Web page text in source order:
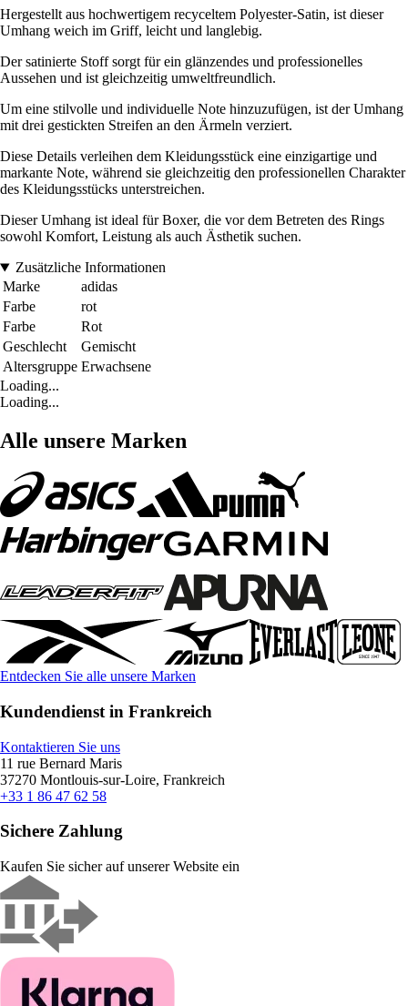
Hergestellt aus hochwertigem recyceltem Polyester-Satin, ist dieser
Umhang weich im Griff, leicht und langlebig.
Der satinierte Stoff sorgt für ein glänzendes und professionelles
Aussehen und ist gleichzeitig umweltfreundlich.
Um eine stilvolle und individuelle Note hinzuzufügen, ist der Umhang
mit drei gestickten Streifen an den Ärmeln verziert.
Diese Details verleihen dem Kleidungsstück eine einzigartige und
markante Note, während sie gleichzeitig den professionellen Charakter
des Kleidungsstücks unterstreichen.
Dieser Umhang ist ideal für Boxer, die vor dem Betreten des Rings
sowohl Komfort, Leistung als auch Ästhetik suchen.
Zusätzliche Informationen
Marke
adidas
Farbe
rot
Farbe
Rot
Geschlecht
Gemischt
Altersgruppe Erwachsene
Loading...
Loading...
Alle unsere Marken
Entdecken Sie alle unsere Marken
Kundendienst in Frankreich
Kontaktieren Sie uns
11 rue Bernard Maris
37270 Montlouis-sur-Loire, Frankreich
+33 1 86 47 62 58
Sichere Zahlung
Kaufen Sie sicher auf unserer Website ein